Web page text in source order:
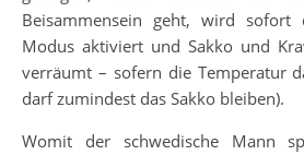
Beisammensein geht, wird sofort
Modus aktiviert und Sakko und
verräumt – sofern die Temperatur
darf zumindest das Sakko bleiben).
Womit der schwedische Mann